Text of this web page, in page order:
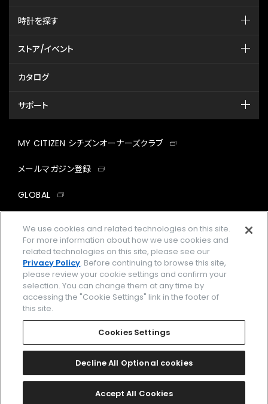
時計を探す
ストア/イベント
カタログ
サポート
MY CITIZEN シチズンオーナーズクラブ
メールマガジン登録
GLOBAL
facebookinstagramtwitter
企業情報 ご利用規約
プライバシーポリシー Cookies Settings
Amazon PayはAmazon.com, Inc.またはその関連会社の商標です。
2026 CITIZEN WATCH CO., LTD.
We use cookies and related technologies on this site.
For more information about how we use cookies and
related technologies on this site, please see our
Privacy Policy. Before continuing to browse this site,
please review your cookie settings and confirm your
selection. You can change them at any time by
accessing the "Cookie Settings" link in the footer of
this site.
Cookies Settings
Decline All Optional cookies
Accept All Cookies